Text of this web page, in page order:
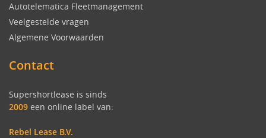
Autotelematica Fleetmanagement
Veelgestelde vragen
Algemene Voorwaarden
Contact
Supershortlease is sinds
2009 een online label van:
Rebel Lease B.V.